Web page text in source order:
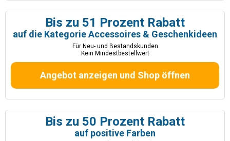
Bis zu 51 Prozent Rabatt
auf die Kategorie Accessoires & Geschenkideen
Für Neu- und Bestandskunden
Kein Mindestbestellwert
Angebot anzeigen und Shop öffnen
Bis zu 50 Prozent Rabatt
auf positive Farben